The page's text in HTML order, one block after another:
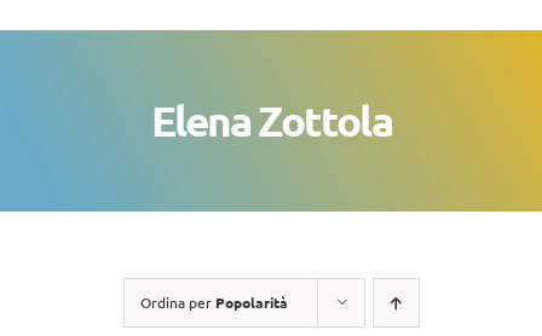
Elena Zottola
Ordina per Popolarità